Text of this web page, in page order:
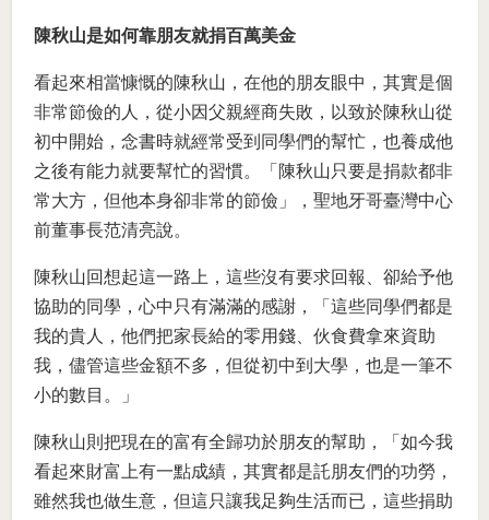
陳秋山是如何靠朋友就捐百萬美金
看起來相當慷慨的陳秋山，在他的朋友眼中，其實是個
非常節儉的人，從小因父親經商失敗，以致於陳秋山從
初中開始，念書時就經常受到同學們的幫忙，也養成他
之後有能力就要幫忙的習慣。「陳秋山只要是捐款都非
常大方，但他本身卻非常的節儉」，聖地牙哥臺灣中心
前董事長范清亮說。
陳秋山回想起這一路上，這些沒有要求回報、卻給予他
協助的同學，心中只有滿滿的感謝，「這些同學們都是
我的貴人，他們把家長給的零用錢、伙食費拿來資助
我，儘管這些金額不多，但從初中到大學，也是一筆不
小的數目。」
陳秋山則把現在的富有全歸功於朋友的幫助，「如今我
看起來財富上有一點成績，其實都是託朋友們的功勞，
雖然我也做生意，但這只讓我足夠生活而已，這些捐助